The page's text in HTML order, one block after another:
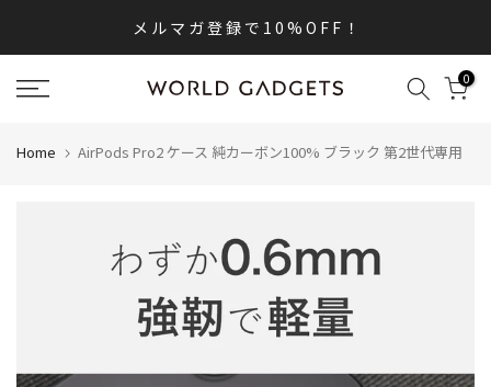
へ
ス
キ
プ
メ ル マ ガ 登 録 で 1 0 % O F F ！
0
Home AirPods Pro2 ケース 純カーボン100% ブラック 第2世代専用